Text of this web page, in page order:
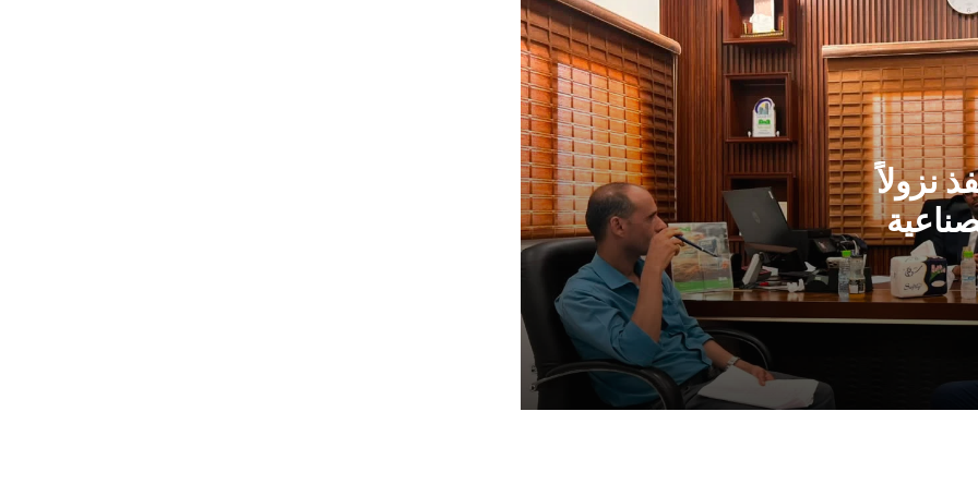
نزولاً
تحريات أمنية تسقط تشكيلاً متورطاً في
سرقة المنشآت والممتلكات بالعاصمة عدن
رسائل رئاسية حازمة وتوجيهات عاجلة
للتحرك السياسي واستعادة الدور التنويري
في محافظة عدن
توضيح رسمي بشأن التحركات الجوية
المريبة والتعامل معها غرب العاصمة عدن
تحركات مالية وقرارات هيكلية استثنائية تعيد
رسم مشهد القطاع المصرفي في محافظة
ساعة عصيبة في الأجواء.. عاصفة ترابية